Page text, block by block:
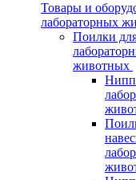
Товары и
лабораторных
Поилки
животных